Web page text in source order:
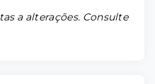
a alterações. Consulte